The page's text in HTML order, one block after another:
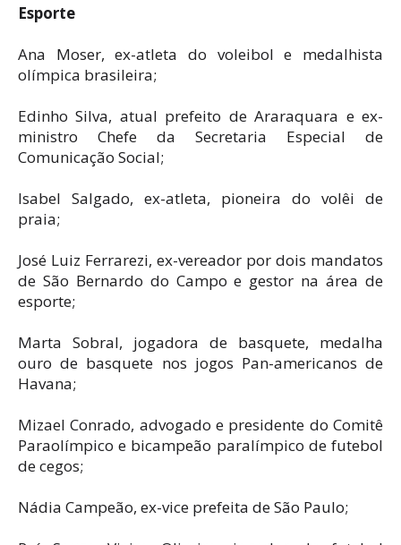
Esporte
Ana Moser, ex-atleta do voleibol e medalhista
olímpica brasileira;
Edinho Silva, atual prefeito de Araraquara e ex-
ministro Chefe da Secretaria Especial de
Comunicação Social;
Isabel Salgado, ex-atleta, pioneira do volêi de
praia;
José Luiz Ferrarezi, ex-vereador por dois mandatos
de São Bernardo do Campo e gestor na área de
esporte;
Marta Sobral, jogadora de basquete, medalha
ouro de basquete nos jogos Pan-americanos de
Havana;
Mizael Conrado, advogado e presidente do Comitê
Paraolímpico e bicampeão paralímpico de futebol
de cegos;
Nádia Campeão, ex-vice prefeita de São Paulo;